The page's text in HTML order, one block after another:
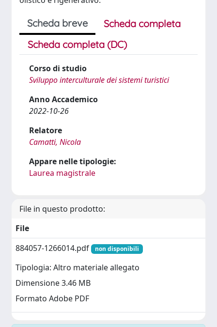
Scheda breve
Scheda completa
Scheda completa (DC)
Corso di studio
Sviluppo interculturale dei sistemi turistici
Anno Accademico
2022-10-26
Relatore
Camatti, Nicola
Appare nelle tipologie:
Laurea magistrale
File in questo prodotto:
File
884057-1266014.pdf
non disponibili
Tipologia: Altro materiale allegato
Dimensione 3.46 MB
Formato Adobe PDF